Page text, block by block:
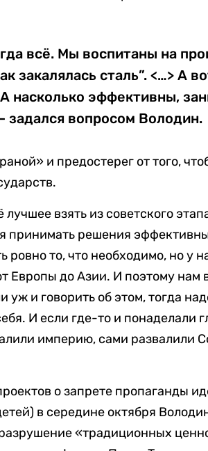
всё. Мы воспитаны на
закалялась сталь”. <…> А
насколько эффективны,
задался вопросом Володин.
и предостерег от того,
взять из советского
принимать решения
ровно то, что необходимо, но у
Европы до Азии. И поэтому нам
уж и говорить об этом, тогда
И если где-то и понаделали
империю, сами развалили
о запрете пропаганды
в середине октября
«традиционных